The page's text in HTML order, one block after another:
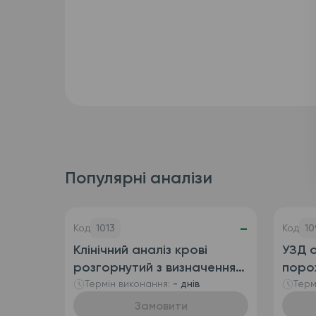
Популярні аналізи
Код 1013 -
Клінічний аналіз крові
розгорнутий з визначенням
ретикулоцитів
(автоматизований + ручна
Термін виконання: - днів
Замовити
Код
УЗД